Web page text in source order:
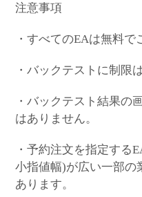
注意事項
・すべてのEAは無料で
・バックテストに制限
・バックテスト結果の
はありません。
・予約注文を指定する
小指値幅)が広い一部の
あります。